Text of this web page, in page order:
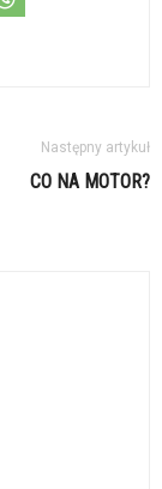
Następny artykuł
CO NA MOTOR?